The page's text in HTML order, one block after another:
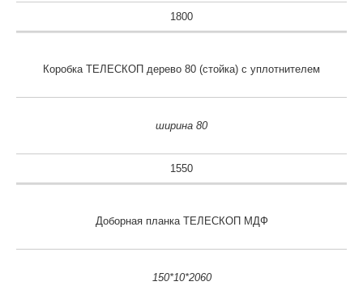
1800
Коробка ТЕЛЕСКОП дерево 80 (стойка) с уплотнителем
ширина 80
1550
Доборная планка ТЕЛЕСКОП МДФ
150*10*2060